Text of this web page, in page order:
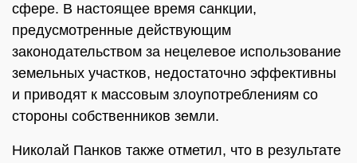
сфере. В настоящее время санкции,
предусмотренные действующим
законодательством за нецелевое использование
земельных участков, недостаточно эффективны
и приводят к массовым злоупотреблениям со
стороны собственников земли.
Николай Панков также отметил, что в результате